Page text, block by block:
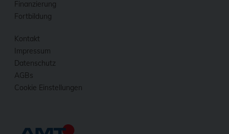
Finanzierung
Fortbildung
Kontakt
Impressum
Datenschutz
AGBs
Cookie Einstellungen